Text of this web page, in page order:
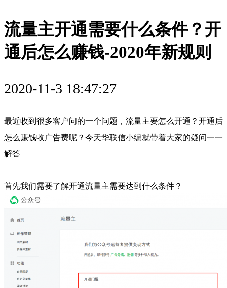
流量主开通需要什么条件？开
通后怎么赚钱-2020年新规则
2020-11-3 18:47:27
最近收到很多客户问的一个问题，流量主要怎么开通？开通后
怎么赚钱收广告费呢？今天华联信小编就带着大家的疑问一一
解答
首先我们需要了解开通流量主需要达到什么条件？